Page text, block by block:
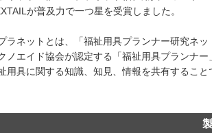
が普及力で一つ星を受賞しました。
ラネットとは、「福祉用具プランナー研究ネッ
ノエイド協会が認定する「福祉用具プランナー
用具に関する知識、知見、情報を共有すること